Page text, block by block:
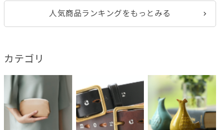
人気商品ランキングをもっとみる
カテゴリ